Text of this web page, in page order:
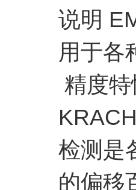
说明
用于各
精度
检测是
的偏移